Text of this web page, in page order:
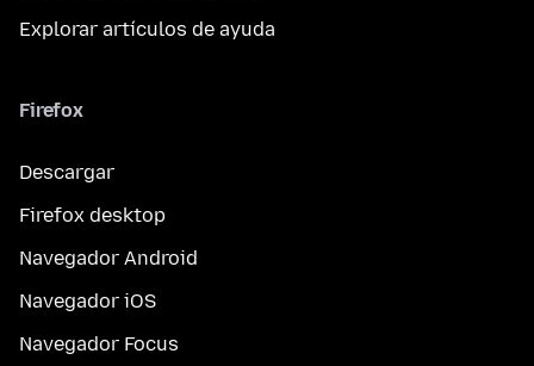
Explorar artículos de ayuda
Firefox
Descargar
Firefox desktop
Navegador Android
Navegador iOS
Navegador Focus